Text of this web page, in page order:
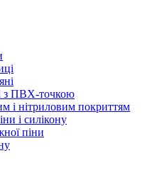
з ПВХ-точкою
і нітриловим покриттям
і силікону
піни